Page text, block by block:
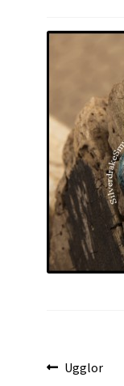
Föregående
Ugglor